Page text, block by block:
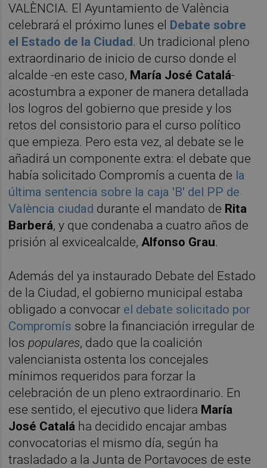
VALÈNCIA. El Ayuntamiento de València
celebrará el próximo lunes el Debate sobre
el Estado de la Ciudad. Un tradicional pleno
extraordinario de inicio de curso donde el
alcalde -en este caso, María José Catalá-
acostumbra a exponer de manera detallada
los logros del gobierno que preside y los
retos del consistorio para el curso político
que empieza. Pero esta vez, al debate se le
añadirá un componente extra: el debate que
había solicitado Compromís a cuenta de la
última sentencia sobre la caja 'B' del PP de
València ciudad durante el mandato de Rita
Barberá, y que condenaba a cuatro años de
prisión al exvicealcalde, Alfonso Grau.
Además del ya instaurado Debate del Estado
de la Ciudad, el gobierno municipal estaba
obligado a convocar el debate solicitado por
Compromís sobre la financiación irregular de
lospopulares, dado que la coalición
valencianista ostenta los concejales
mínimos requeridos para forzar la
celebración de un pleno extraordinario. En
ese sentido, el ejecutivo que lidera María
José Catalá ha decidido encajar ambas
convocatorias el mismo día, según ha
trasladado a la Junta de Portavoces de este